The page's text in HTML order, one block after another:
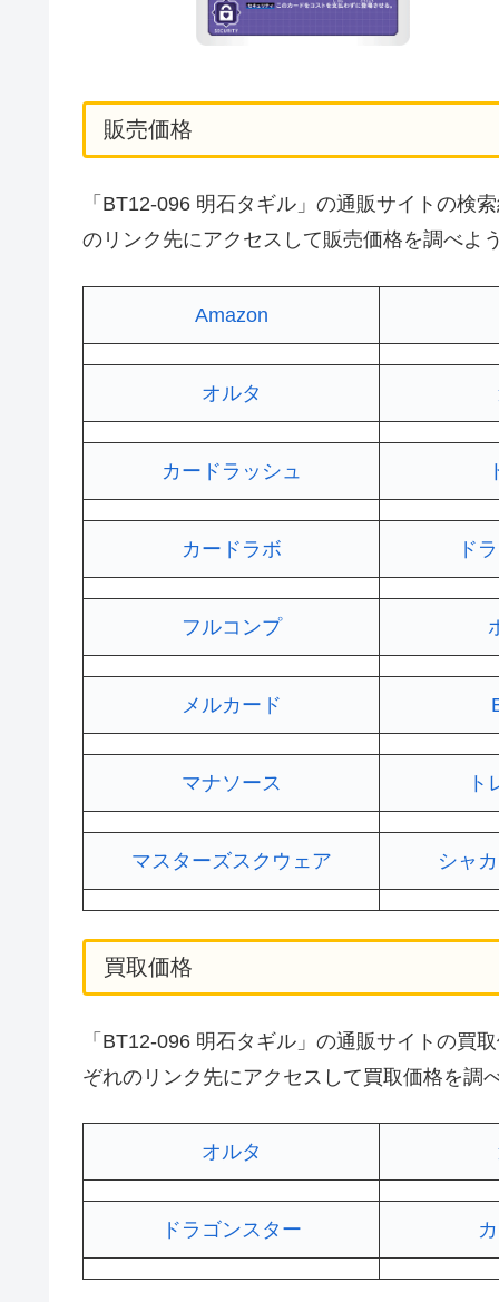
販売価格
「BT12-096 明石タギル」の通販サイトの検
のリンク先にアクセスして販売価格を調べよ
Amazon
オルタ
カードラッシュ
カードラボ ド
フルコンプ
メルカード
マナソース ト
マスターズスクウェア シャ
買取価格
「BT12-096 明石タギル」の通販サイトの買
ぞれのリンク先にアクセスして買取価格を調
オルタ
ドラゴンスター